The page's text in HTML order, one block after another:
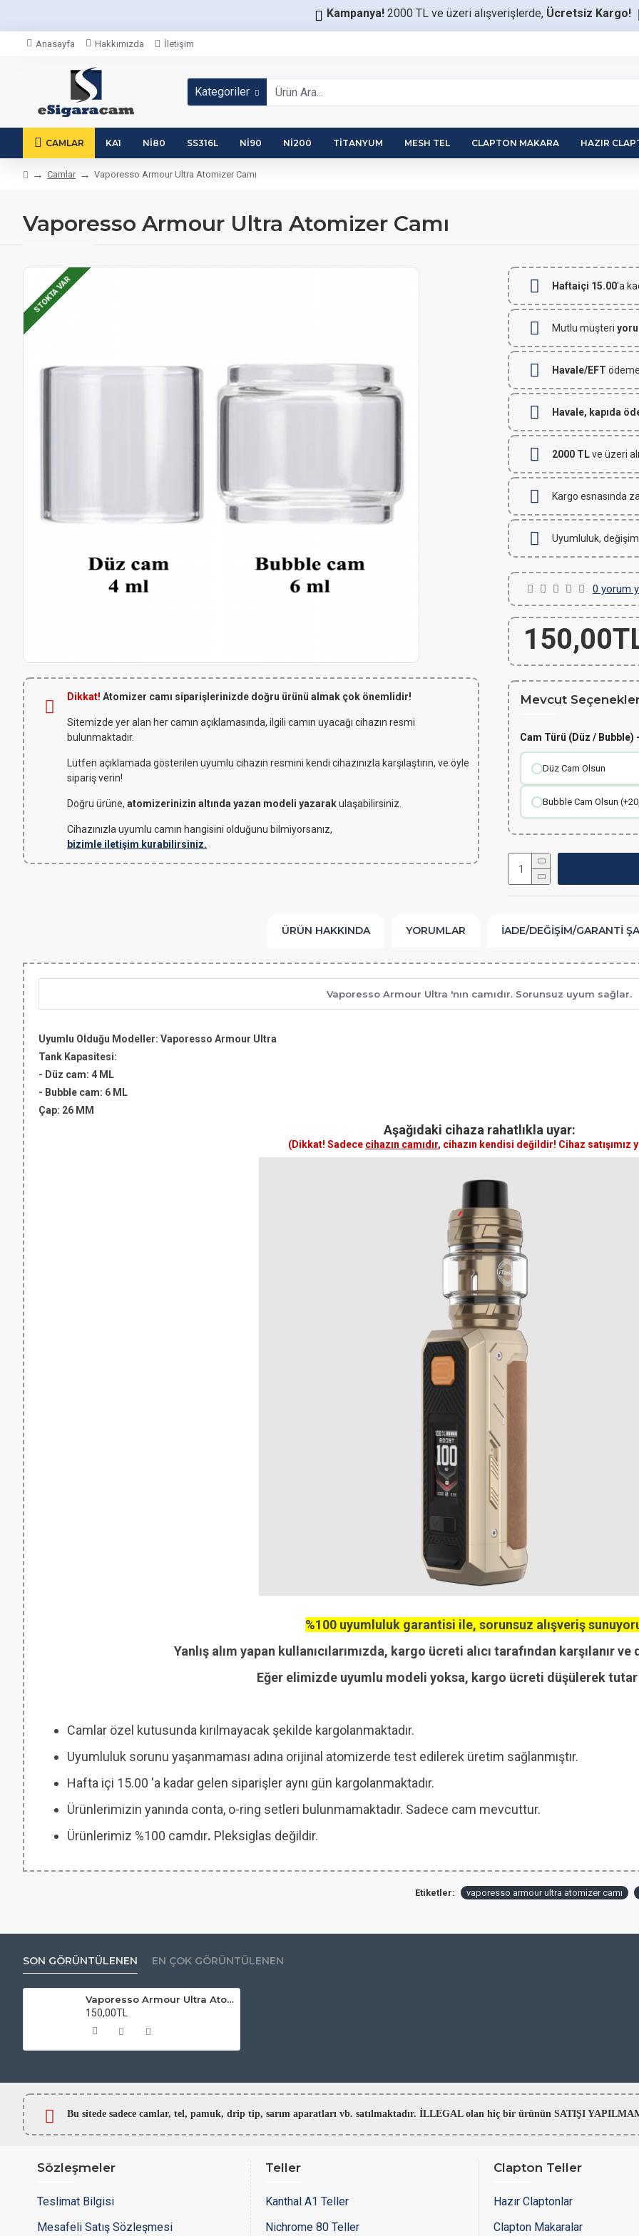
Kampanya! 2000 TL ve üzeri alışverişlerde, Ücretsiz Kargo!
Anasayfa Hakkımızda İletişim
Kategoriler
CAMLAR KA1 NI80 SS316L NI90 NI200 TITANYUM MESH TEL CLAPTON MAKARA HAZIR
Camlar Vaporesso Armour Ultra Atomizer Camı
Vaporesso Armour Ultra Atomizer Camı
STOKTA VAR
Dikkat! Atomizer camı siparişlerinizde doğru ürünü almak çok önemlidir!
Sitemizde yer alan her camın açıklamasında, ilgili camın uyacağı cihazın resmi
bulunmaktadır.
Lütfen açıklamada gösterilen uyumlu cihazın resmini kendi cihazınızla karşılaştırın, ve öyle
sipariş verin!
Doğru ürüne, atomizerinizin altında yazan modeli yazarakulaşabilirsiniz.
Cihazınızla uyumlu camın hangisini olduğunu bilmiyorsanız,
bizimle iletişim kurabilirsiniz.
Haftaiçi 15.00'a
Mutlu müşteri
Havale/EFT
Havale, kapıda
2000 TLve üzeri
Kargo esnasında
Uyumluluk,
0 yorum
Mevcut
Cam Türü (Düz /
Düz Cam Olsun
Bubble Cam Olsun
ÜRÜN HAKKINDA YORUMLAR İADE/DEĞIŞIM/GARANTI
Vaporesso Armour Ultra 'nın camıdır. Sorunsuz uyum sağlar.
Uyumlu Olduğu Modeller: Vaporesso Armour Ultra
Tank Kapasitesi:
- Düz cam: 4 ML
- Bubble cam: 6 ML
Çap: 26 MM
Aşağıdaki cihaza rahatlıkla uyar:
(Dikkat! Sadece cihazın camıdır, cihazın kendisi değildir! Cihaz satışımız
%100 uyumluluk garantisi ile, sorunsuz alışveriş
Yanlış alım yapan kullanıcılarımızda, kargo ücreti alıcı tarafından karşılanır
Eğer elimizde uyumlu modeli yoksa, kargo ücreti düşülerek
Camlar özel kutusunda kırılmayacak şekilde kargolanmaktadır.
Uyumluluk sorunu yaşanmaması adına orijinal atomizerde test edilerek üretim sağlanmıştır.
Hafta içi 15.00 'a kadar gelen siparişler aynı gün kargolanmaktadır.
Ürünlerimizin yanında conta, o-ring setleri bulunmamaktadır. Sadece cam mevcuttur.
Ürünlerimiz %100 camdır. Pleksiglas değildir.
Etiketler: vaporesso armour ultra atomizer camı
SON GÖRÜNTÜLENEN EN ÇOK GÖRÜNTÜLENEN
Vaporesso Armour Ultra Atomizer Camı
150,00TL
Bu sitede sadece camlar, tel, pamuk, drip tip, sarım aparatları vb. satılmaktadır. İLLEGAL olan hiç bir ürünün SATIŞI
Sözleşmeler
Teslimat Bilgisi
Mesafeli Satış Sözleşmesi
Teller
Kanthal A1 Teller
Nichrome 80 Teller
Clapton Teller
Hazır Claptonlar
Clapton Makaralar